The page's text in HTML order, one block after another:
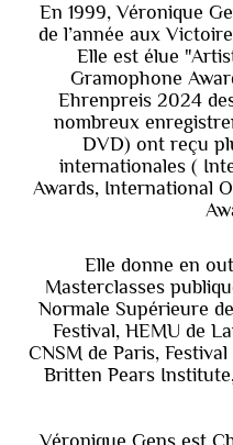
En 1999, Véronique
de l’année aux
Elle est élue
Gramophone
Ehrenpreis 2024
nombreux
DVD) ont reçu
internationales (
Awards, International
Elle donne en
Masterclasses
Normale Supérieure
Festival, HEMU de
CNSM de Paris,
Britten Pears